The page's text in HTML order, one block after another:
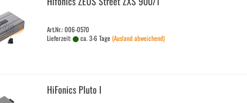
Art.Nr.: 006-0570
Lieferzeit:
ca. 3-6 Tage(Ausland abweichend)
Hi­Fo­nics Pluto I